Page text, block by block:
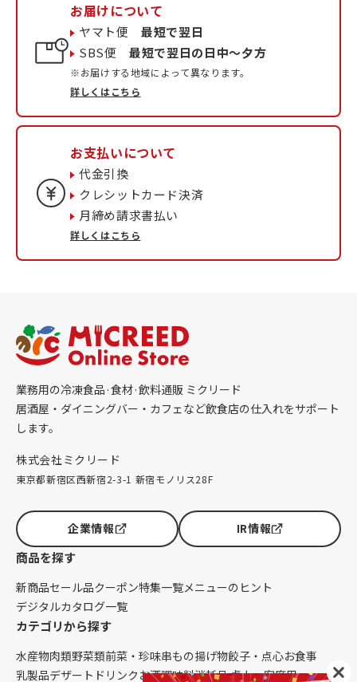
お届けについて
ヤマト便最短で翌日
SBS便最短で翌日の日中〜夕方
※お届けする地域によって異なります。
詳しくはこちら
お支払いについて
代金引換
クレシットカード決済
月締め請求書払い
詳しくはこちら
業務用の冷凍食品·食材·飲料通販 ミクリード
居酒屋・ダイニングバー・カフェなど飲食店の仕入れをサポート
します。
株式会社ミクリード
東京都新宿区西新宿2-3-1 新宿モノリス28F
企業情報 IR情報
商品を探す
新商品セール品クーポン特集一覧メニューのヒント
デジタルカタログ一覧
カテゴリから探す
水産物肉類野菜類前菜・珍味串もの揚げ物餃子・点心お食事
乳製品デザート ドリンク お酒調味料消耗品 卓上・客席用